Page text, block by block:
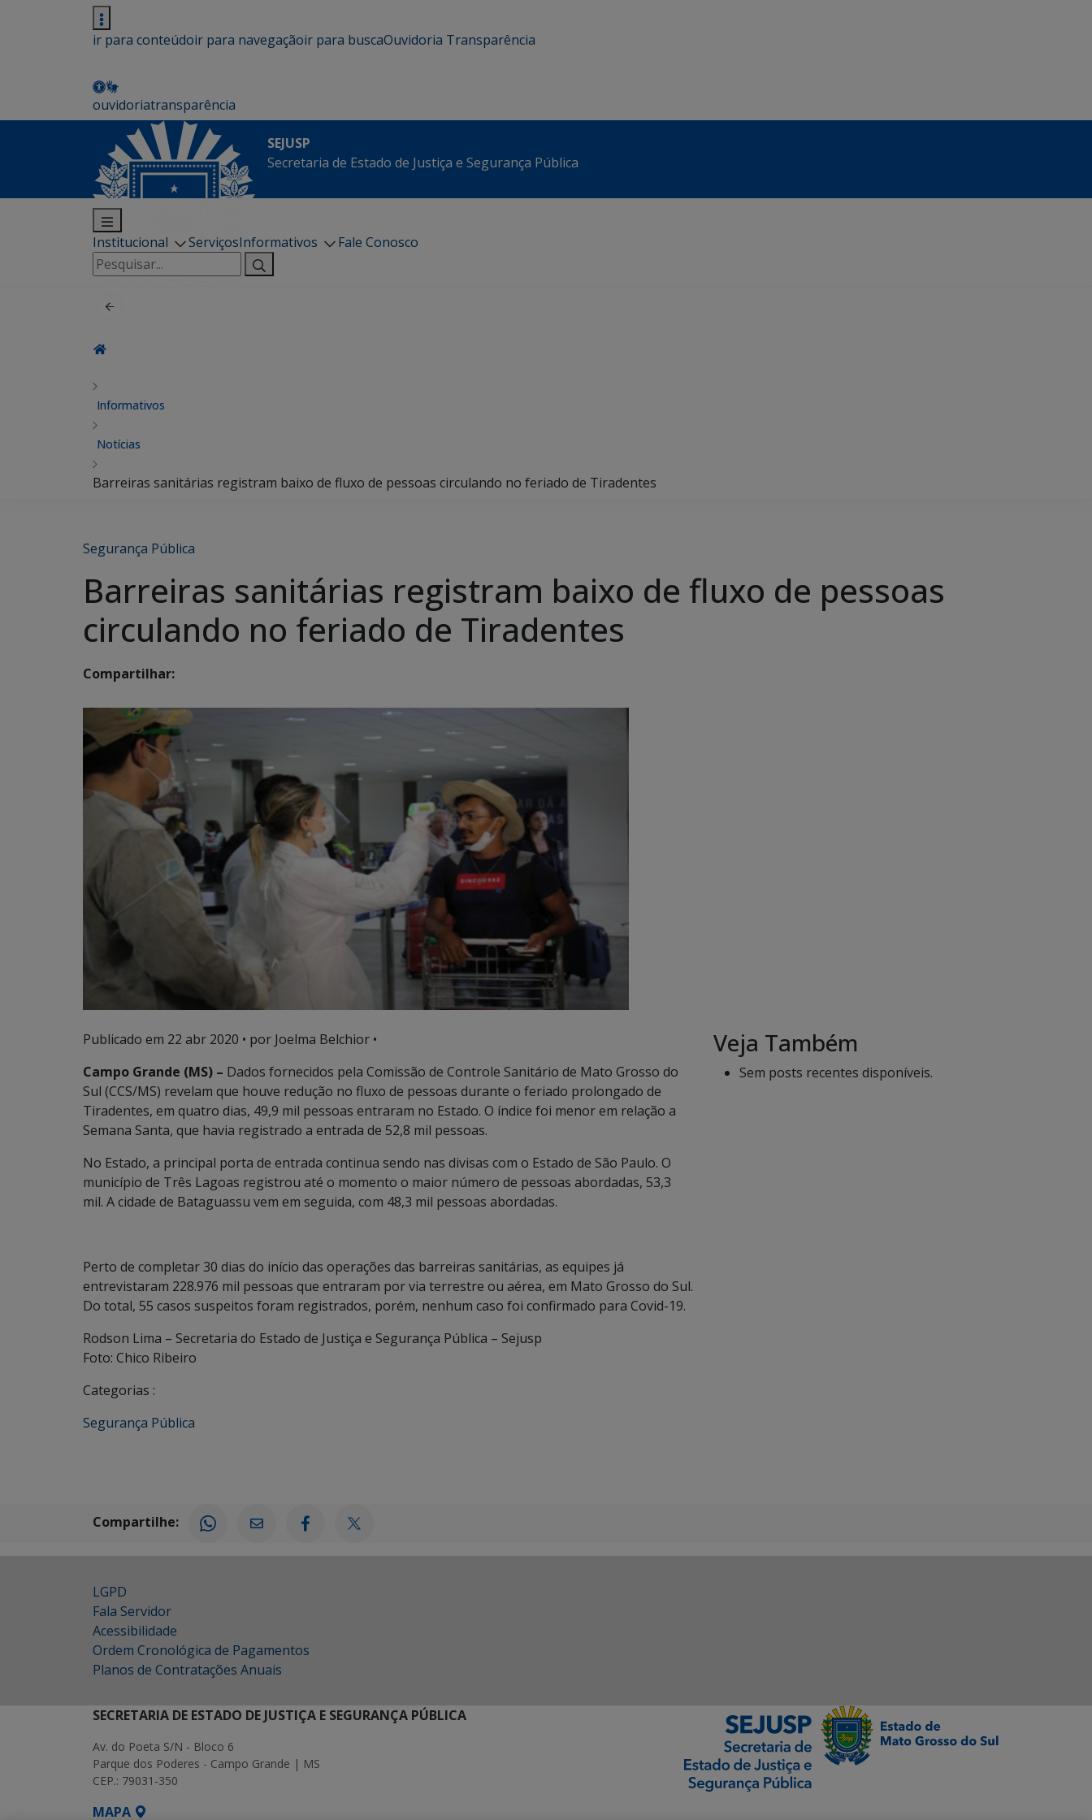
ir para conteúdoir para navegaçãoir para buscaOuvidoria Transparência
ouvidoriatransparência
SEJUSP
Secretaria de Estado de Justiça e Segurança Pública
Institucional ServiçosInformativos
Fale Conosco
Pesquisar
por:
Informativos
Notícias
Barreiras sanitárias registram baixo de fluxo de pessoas circulando no feriado de Tiradentes
Segurança Pública
Barreiras sanitárias registram baixo de fluxo de pessoas
circulando no feriado de Tiradentes
Compartilhar:
Publicado em 22 abr 2020 • por Joelma Belchior •
Campo Grande (MS) – Dados fornecidos pela Comissão de Controle Sanitário de Mato Grosso do
Sul (CCS/MS) revelam que houve redução no fluxo de pessoas durante o feriado prolongado de
Tiradentes, em quatro dias, 49,9 mil pessoas entraram no Estado. O índice foi menor em relação a
Semana Santa, que havia registrado a entrada de 52,8 mil pessoas.
No Estado, a principal porta de entrada continua sendo nas divisas com o Estado de São Paulo. O
município de Três Lagoas registrou até o momento o maior número de pessoas abordadas, 53,3
mil. A cidade de Bataguassu vem em seguida, com 48,3 mil pessoas abordadas.
Perto de completar 30 dias do início das operações das barreiras sanitárias, as equipes já
entrevistaram 228.976 mil pessoas que entraram por via terrestre ou aérea, em Mato Grosso do Sul.
Do total, 55 casos suspeitos foram registrados, porém, nenhum caso foi confirmado para Covid-19.
Rodson Lima – Secretaria do Estado de Justiça e Segurança Pública – Sejusp
Foto: Chico Ribeiro
Categorias :
Segurança Pública
Veja Também
Sem posts recentes disponíveis.
Compartilhe:
LGPD
Fala Servidor
Acessibilidade
Ordem Cronológica de Pagamentos
Planos de Contratações Anuais
SECRETARIA DE ESTADO DE JUSTIÇA E SEGURANÇA PÚBLICA
Av. do Poeta S/N - Bloco 6
Parque dos Poderes - Campo Grande | MS
CEP.: 79031-350
MAPA